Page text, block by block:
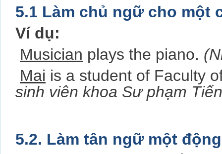
5.1 Làm chủ ngữ cho một
Ví dụ:
Musician plays the piano.
Mai is a student of Faculty
sinh viên khoa Sư phạm
5.2. Làm tân ngữ một